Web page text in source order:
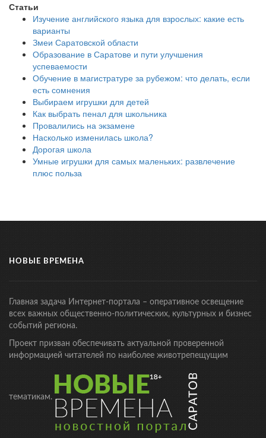
Статьи
Изучение английского языка для взрослых: какие есть
варианты
Змеи Саратовской области
Образование в Саратове и пути улучшения
успеваемости
Обучение в магистратуре за рубежом: что делать, если
есть сомнения
Выбираем игрушки для детей
Как выбрать пенал для школьника
Провалились на экзамене
Насколько изменилась школа?
Дорогая школа
Умные игрушки для самых маленьких: развлечение
плюс польза
НОВЫЕ ВРЕМЕНА
Главная задача Интернет-портала – оперативное освещение
всех важных общественно-политических, культурных и бизнес
событий региона.
Проект призван обеспечивать актуальной проверенной
информацией читателей по наиболее животрепещущим
тематикам.